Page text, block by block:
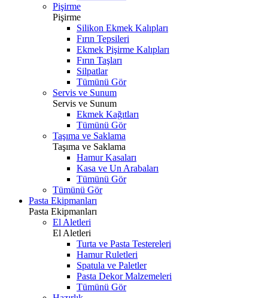
Pişirme
Pişirme
Silikon Ekmek Kalıpları
Fırın Tepsileri
Ekmek Pişirme Kalıpları
Fırın Taşları
Silpatlar
Tümünü Gör
Servis ve Sunum
Servis ve Sunum
Ekmek Kağıtları
Tümünü Gör
Taşıma ve Saklama
Taşıma ve Saklama
Hamur Kasaları
Kasa ve Un Arabaları
Tümünü Gör
Tümünü Gör
Pasta Ekipmanları
Pasta Ekipmanları
El Aletleri
El Aletleri
Turta ve Pasta Testereleri
Hamur Ruletleri
Spatula ve Paletler
Pasta Dekor Malzemeleri
Tümünü Gör